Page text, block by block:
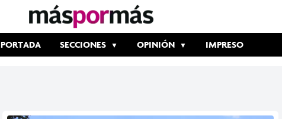
PORTADA SECCIONES OPINIÓN IMPRESO